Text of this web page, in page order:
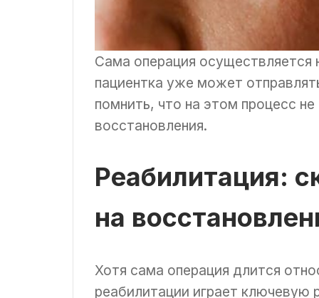
Сама операция осуществляется
пациентка уже может
помнить, что на этом процесс
восстановления.
Реабилитация:
на
Хотя сама операция длится
реабилитации играет ключевую